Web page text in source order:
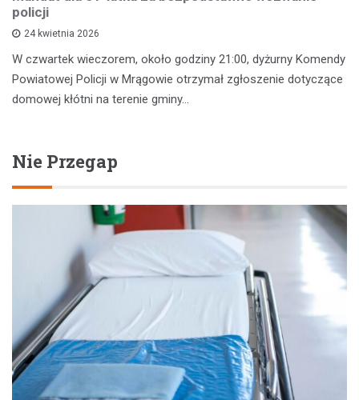
policji
24 kwietnia 2026
W czwartek wieczorem, około godziny 21:00, dyżurny Komendy
Powiatowej Policji w Mrągowie otrzymał zgłoszenie dotyczące
domowej kłótni na terenie gminy…
Nie Przegap